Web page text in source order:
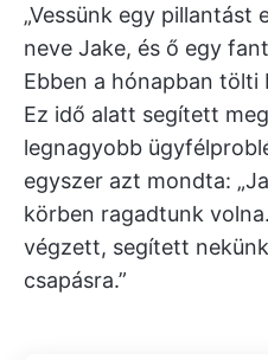
„Vessünk egy pillantást
neve Jake, és ő egy
Ebben a hónapban tölti
Ez idő alatt segített
legnagyobb
egyszer azt mondta:
körben ragadtunk
végzett, segített
csapásra.”